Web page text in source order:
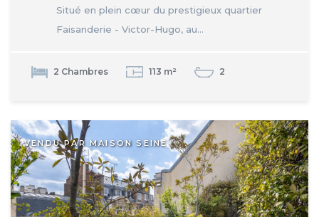
Situé en plein cœur du prestigieux quartier
Faisanderie - Victor-Hugo, au...
2 Chambres 113 m² 2
VENDU PAR MAISON SEINE